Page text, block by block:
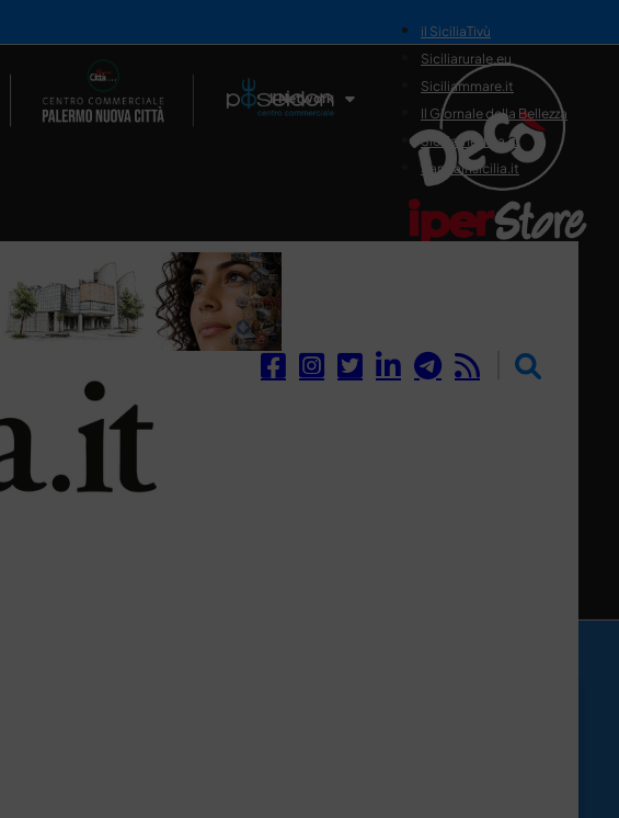
Il Network
il SiciliaTivù
Siciliarurale.eu
Siciliammare.it
Il Giornale della Bellezza
Siciliamedica.it
Sanitainsicilia.it